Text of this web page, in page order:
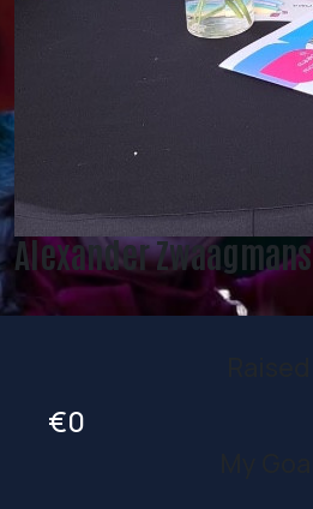
Alexander Zwaagmans
€0